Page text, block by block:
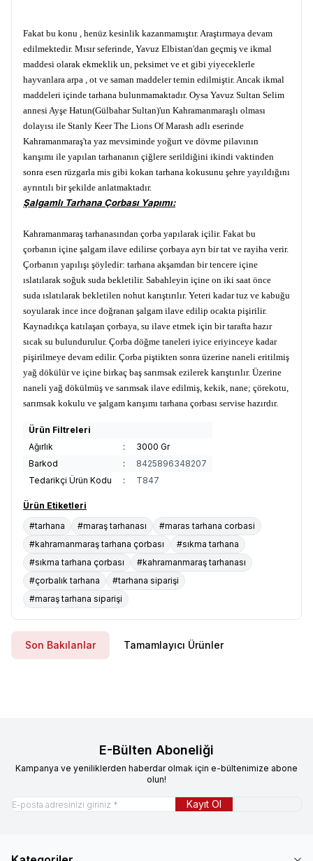
Fakat bu konu , henüz kesinlik kazanmamıştır. Araştırmaya devam
edilmektedir. Mısır seferinde, Yavuz Elbistan'dan geçmiş ve ikmal
maddesi olarak ekmeklik un, peksimet ve et gibi yiyeceklerle
hayvanlara arpa , ot ve saman maddeler temin edilmiştir. Ancak ikmal
maddeleri içinde tarhana bulunmamaktadır. Oysa Yavuz Sultan Selim
annesi Ayşe Hatun(Gülbahar Sultan)'un Kahramanmaraşlı olması
dolayısı ile Stanly Keer The Lions Of Marash adlı eserinde
Kahramanmaraş'ta yaz mevsiminde yoğurt ve dövme pilavının
karışımı ile yapılan tarhananın çiğlere serildiğini ikindi vaktinden
sonra esen rüzgarla mis gibi kokan tarhana kokusunu şehre yayıldığını
ayrıntılı bir şekilde anlatmaktadır.
Şalgamlı Tarhana Çorbası Yapımı:
Kahramanmaraş tarhanasından çorba yapılarak içilir. Fakat bu
çorbanın içine şalgam ilave edilirse çorbaya ayrı bir tat ve rayiha verir.
Çorbanın yapılışı şöyledir: tarhana akşamdan bir tencere içine
ıslatılarak soğuk suda bekletilir. Sabahleyin içine on iki saat önce
suda ıslatılarak bekletilen nohut karıştırılır. Yeteri kadar tuz ve kabuğu
soyularak ince ince doğranan şalgam ilave edilip ocakta pişirilir.
Kaynadıkça katılaşan çorbaya, su ilave etmek için bir tarafta hazır
sıcak su bulundurulur. Çorba döğme taneleri iyice eriyinceye kadar
pişirilmeye devam edilir. Çorba piştikten sonra üzerine naneli eritilmiş
yağ dökülür ve içine birkaç baş sarımsak ezilerek karıştırılır. Üzerine
naneli yağ dökülmüş ve sarımsak ilave edilmiş, kekik, nane; çörekotu,
sarımsak kokulu ve şalgam karışımı tarhana çorbası servise hazırdır.
Ürün Filtreleri
Ağırlık
:
3000 Gr
Barkod
:
8425896348207
Tedarikçi Ürün Kodu
: T847
Ürün Etiketleri
#tarhana
#maraş tarhanası
#maras tarhana corbasi
#kahramanmaraş tarhana çorbası
#sıkma tarhana
#sıkma tarhana çorbası
#kahramanmaraş tarhanası
#çorbalık tarhana
#tarhana siparişi
#maraş tarhana siparişi
Son Bakılanlar Tamamlayıcı Ürünler
E-Bülten Aboneliği
Kampanya ve yeniliklerden haberdar olmak için e-bültenimize abone
olun!
Kayıt Ol